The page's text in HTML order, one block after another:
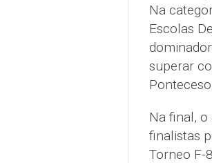
Na
Escolas
superar
Na final,
finalistas
Torneo F-